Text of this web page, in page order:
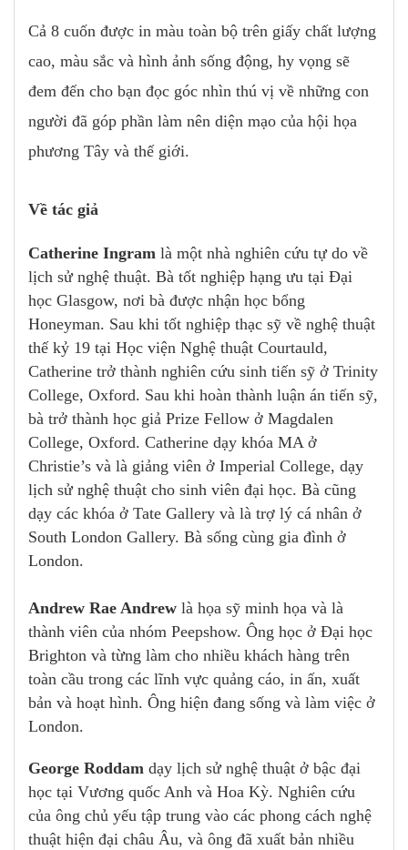
Cả 8 cuốn được in màu toàn bộ trên giấy chất lượng
cao, màu sắc và hình ảnh sống động, hy vọng sẽ
đem đến cho bạn đọc góc nhìn thú vị về những con
người đã góp phần làm nên diện mạo của hội họa
phương Tây và thế giới.
Về tác giả
Catherine Ingram là một nhà nghiên cứu tự do về
lịch sử nghệ thuật. Bà tốt nghiệp hạng ưu tại Đại
học Glasgow, nơi bà được nhận học bổng
Honeyman. Sau khi tốt nghiệp thạc sỹ về nghệ thuật
thế kỷ 19 tại Học viện Nghệ thuật Courtauld,
Catherine trở thành nghiên cứu sinh tiến sỹ ở Trinity
College, Oxford. Sau khi hoàn thành luận án tiến sỹ,
bà trở thành học giả Prize Fellow ở Magdalen
College, Oxford. Catherine dạy khóa MA ở
Christie’s và là giảng viên ở Imperial College, dạy
lịch sử nghệ thuật cho sinh viên đại học. Bà cũng
dạy các khóa ở Tate Gallery và là trợ lý cá nhân ở
South London Gallery. Bà sống cùng gia đình ở
London.
Andrew Rae Andrew là họa sỹ minh họa và là
thành viên của nhóm Peepshow. Ông học ở Đại học
Brighton và từng làm cho nhiều khách hàng trên
toàn cầu trong các lĩnh vực quảng cáo, in ấn, xuất
bản và hoạt hình. Ông hiện đang sống và làm việc ở
London.
George Roddam dạy lịch sử nghệ thuật ở bậc đại
học tại Vương quốc Anh và Hoa Kỳ. Nghiên cứu
của ông chủ yếu tập trung vào các phong cách nghệ
thuật hiện đại châu Âu, và ông đã xuất bản nhiều